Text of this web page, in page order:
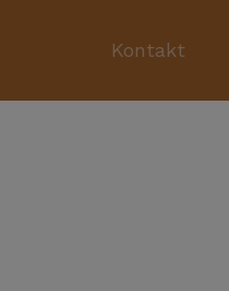
Kontakt